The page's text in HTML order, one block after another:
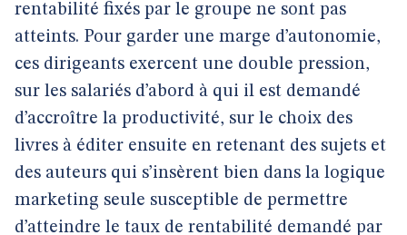
rentabilité fixés par le groupe ne sont pas
atteints. Pour garder une marge d’autonomie,
ces dirigeants exercent une double pression,
sur les salariés d’abord à qui il est demandé
d’accroître la productivité, sur le choix des
livres à éditer ensuite en retenant des sujets et
des auteurs qui s’insèrent bien dans la logique
marketing seule susceptible de permettre
d’atteindre le taux de rentabilité demandé par